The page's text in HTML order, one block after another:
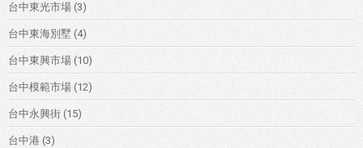
台中東光市場 (3)
台中東海別墅 (4)
台中東興市場 (10)
台中模範市場 (12)
台中永興街 (15)
台中港 (3)